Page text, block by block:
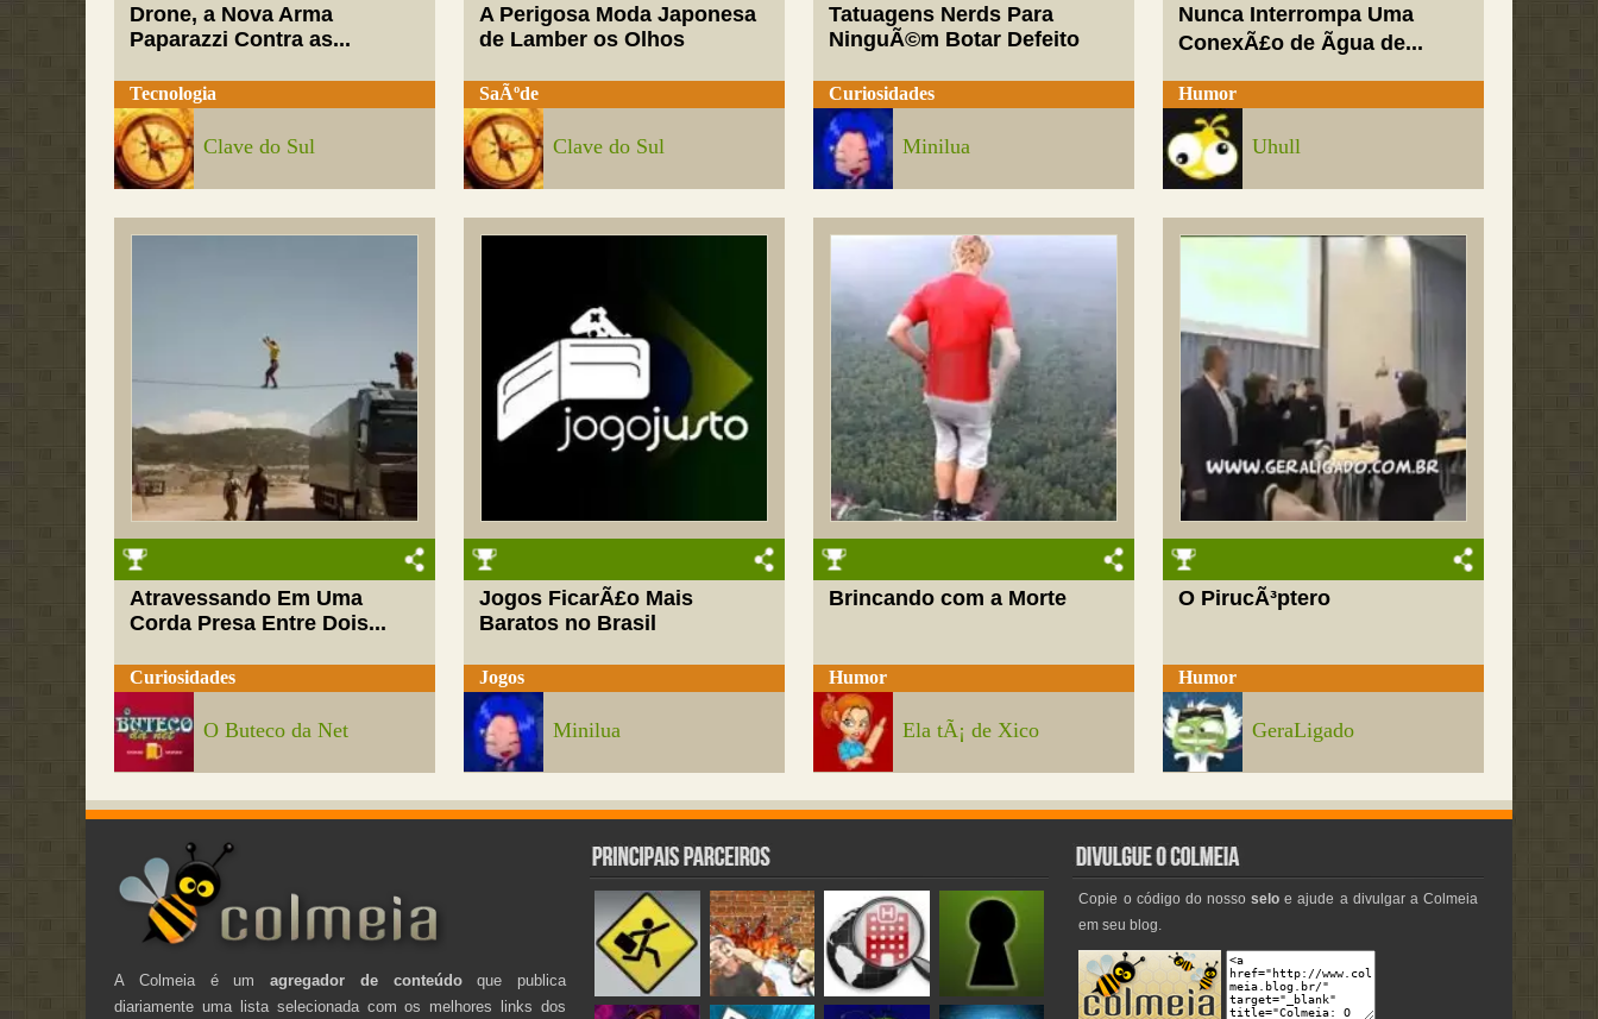
Drone, a Nova Arma
Paparazzi Contra as...
Tecnologia
Clave do Sul
A Perigosa Moda Japonesa
de Lamber os Olhos
SaÃºde
Clave do Sul
Tatuagens Nerds Para
NinguÃ©m Botar Defeito
Curiosidades
Minilua
Nunca Interrompa Uma
ConexÃ£o de Ãgua de...
Humor
Uhull
Atravessando Em Uma
Corda Presa Entre Dois...
Curiosidades
O Buteco da Net
Jogos FicarÃ£o Mais
Baratos no Brasil
Jogos
Minilua
Brincando com a Morte
Humor
Ela tÃ¡ de Xico
O PirucÃ³ptero
Humor
GeraLigado
A Colmeia é umagregador de conteúdoque publica
diariamente uma lista selecionada com os melhores links dos
Copie o código do nossoselo e ajude a divulgar a Colmeia
em seu blog.